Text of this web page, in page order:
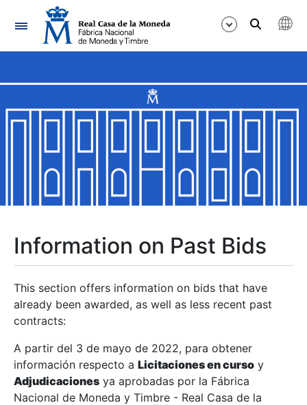
Navigation
Show/Hide
Show/Hide
Show/Hide
Show/Hide
Show/Hide
Information on Past Bids
This section offers information on bids that have
already been awarded, as well as less recent past
contracts:
A partir del 3 de mayo de 2022, para obtener
información respecto a Licitaciones en curso y
Adjudicaciones ya aprobadas por la Fábrica
Nacional de Moneda y Timbre - Real Casa de la